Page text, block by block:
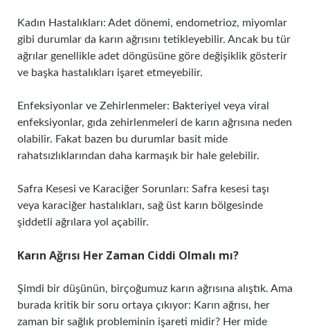
Kadın Hastalıkları: Adet dönemi, endometrioz, miyomlar
gibi durumlar da karın ağrısını tetikleyebilir. Ancak bu tür
ağrılar genellikle adet döngüsüne göre değişiklik gösterir
ve başka hastalıkları işaret etmeyebilir.
Enfeksiyonlar ve Zehirlenmeler: Bakteriyel veya viral
enfeksiyonlar, gıda zehirlenmeleri de karın ağrısına neden
olabilir. Fakat bazen bu durumlar basit mide
rahatsızlıklarından daha karmaşık bir hale gelebilir.
Safra Kesesi ve Karaciğer Sorunları: Safra kesesi taşı
veya karaciğer hastalıkları, sağ üst karın bölgesinde
şiddetli ağrılara yol açabilir.
Karın Ağrısı Her Zaman Ciddi Olmalı mı?
Şimdi bir düşünün, birçoğumuz karın ağrısına alıştık. Ama
burada kritik bir soru ortaya çıkıyor: Karın ağrısı, her
zaman bir sağlık probleminin işareti midir? Her mide